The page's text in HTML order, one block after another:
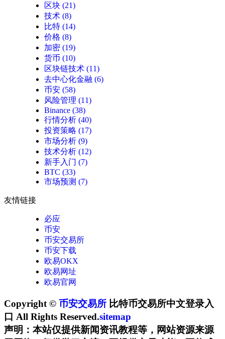
区块 (21)
技术 (8)
比特 (14)
价格 (8)
加密 (19)
货币 (10)
区块链技术 (11)
去中心化金融 (6)
币安 (58)
风险管理 (11)
Binance (38)
行情分析 (40)
投资策略 (17)
市场分析 (9)
技术分析 (12)
新手入门 (7)
BTC (33)
市场预测 (7)
友情链接
必应
币安
币安交易所
币安下载
欧易OKX
欧易网址
欧易官网
Copyright © 币安交易所 比特币交易所中文登录入
口 All Rights Reserved.sitemap
声明：本站仅提供新闻资讯教程等，网站资源来源